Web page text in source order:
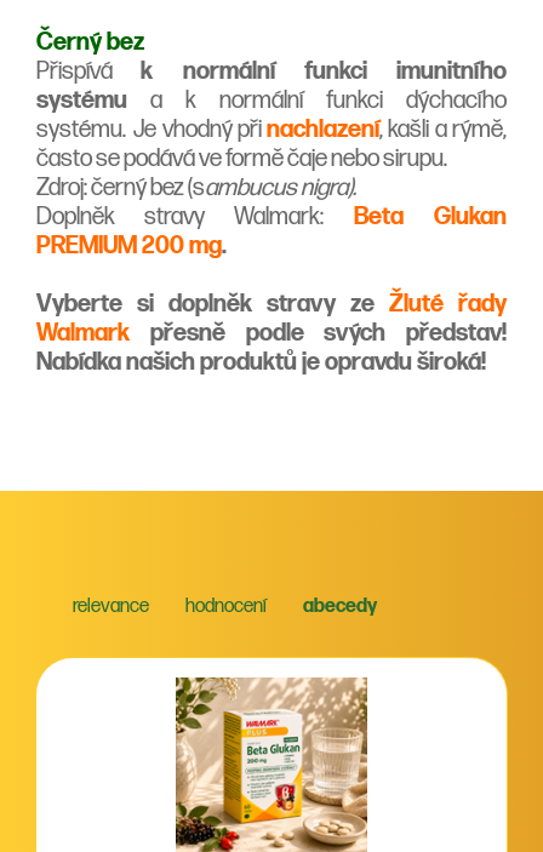
Černý bez
Přispívá
k normální funkci imunitního
systému a k normální funkci dýchacího
systému. Je vhodný přinachlazení, kašli a rýmě,
často se podává ve formě čaje nebo sirupu.
Zdroj: černý bez (sambucus nigra).
Doplněk stravy Walmark:
Beta Glukan
PREMIUM 200 mg.
Vyberte si doplněk stravy ze Žluté řady
Walmark přesně podle svých představ!
Nabídka našich produktů je opravdu široká!
relevance hodnocení abecedy